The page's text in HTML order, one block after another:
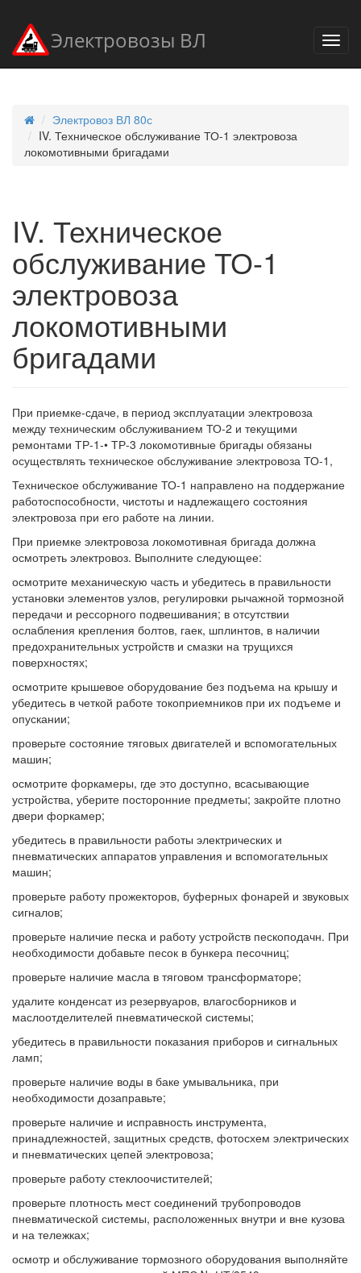
Электровозы ВЛ
Электровоз ВЛ 80с
IV. Техническое обслуживание ТО-1 электровоза
локомотивными бригадами
IV. Техническое
обслуживание ТО-1
электровоза
локомотивными
бригадами
При приемке-сдаче, в период эксплуатации электровоза
между техническим обслуживанием ТО-2 и текущими
ремонтами ТР-1-• ТР-3 локомотивные бригады обязаны
осуществлять техническое обслуживание электровоза ТО-1,
Техническое обслуживание ТО-1 направлено на поддержание
работоспособности, чистоты и надлежащего состояния
электровоза при его работе на линии.
При приемке электровоза локомотивная бригада должна
осмотреть электровоз. Выполните следующее:
осмотрите механическую часть и убедитесь в правильности
установки элементов узлов, регулировки рычажной тормозной
передачи и рессорного подвешивания; в отсутствии
ослабления крепления болтов, гаек, шплинтов, в наличии
предохранительных устройств и смазки на трущихся
поверхностях;
осмотрите крышевое оборудование без подъема на крышу и
убедитесь в четкой работе токоприемников при их подъеме и
опускании;
проверьте состояние тяговых двигателей и вспомогательных
машин;
осмотрите форкамеры, где это доступно, всасывающие
устройства, уберите посторонние предметы; закройте плотно
двери форкамер;
убедитесь в правильности работы электрических и
пневматических аппаратов управления и вспомогательных
машин;
проверьте работу прожекторов, буферных фонарей и звуковых
сигналов;
проверьте наличие песка и работу устройств пескоподачн. При
необходимости добавьте песок в бункера песочниц;
проверьте наличие масла в тяговом трансформаторе;
удалите конденсат из резервуаров, влагосборников и
маслоотделителей пневматической системы;
убедитесь в правильности показания приборов и сигнальных
ламп;
проверьте наличие воды в баке умывальника, при
необходимости дозаправьте;
проверьте наличие и исправность инструмента,
принадлежностей, защитных средств, фотосхем электрических
и пневматических цепей электровоза;
проверьте работу стеклоочистителей;
проверьте плотность мест соединений трубопроводов
пневматической системы, расположенных внутри и вне кузова
и на тележках;
осмотр и обслуживание тормозного оборудования выполняйте